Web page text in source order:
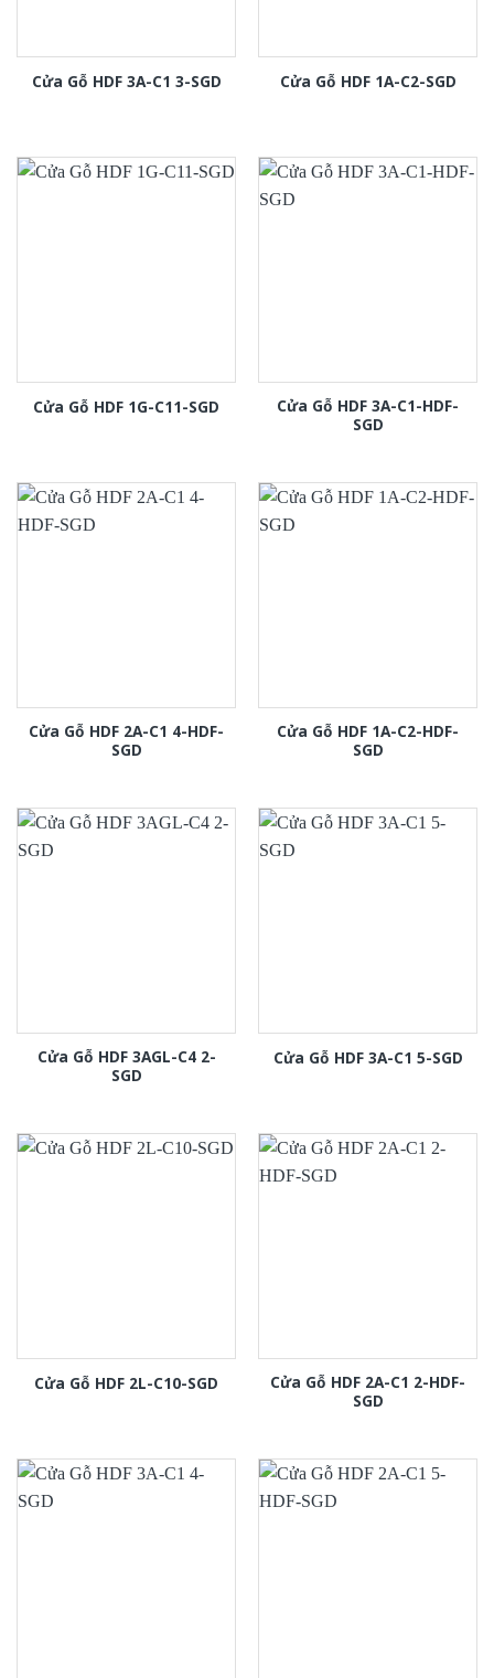
Cửa Gỗ HDF 3A-C1 3-SGD Cửa Gỗ HDF 1A-C2-SGD
Cửa Gỗ HDF 1G-C11-SGD
Cửa Gỗ HDF 3A-C1-HDF-
SGD
Cửa Gỗ HDF 2A-C1 4-HDF-
SGD
Cửa Gỗ HDF 1A-C2-HDF-
SGD
Cửa Gỗ HDF 3AGL-C4 2-
SGD
Cửa Gỗ HDF 3A-C1 5-SGD
Cửa Gỗ HDF 2L-C10-SGD
Cửa Gỗ HDF 2A-C1 2-HDF-
SGD